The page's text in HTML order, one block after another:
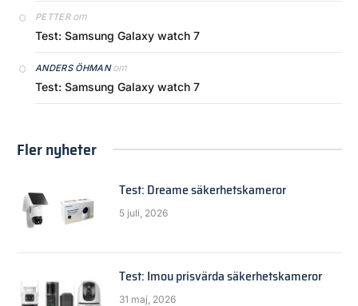
PETTERom
Test: Samsung Galaxy watch 7
ANDERS ÖHMANom
Test: Samsung Galaxy watch 7
Fler nyheter
Test: Dreame säkerhetskameror
5 juli, 2026
Test: Imou prisvärda säkerhetskameror
31 maj, 2026